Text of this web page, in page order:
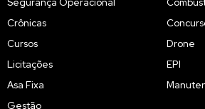
Crônicas
Cursos
Licitações
Asa Fixa
Gestão
Drone
EPI